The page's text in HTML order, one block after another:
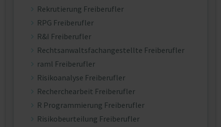
Rekrutierung Freiberufler
RPG Freiberufler
R&I Freiberufler
Rechtsanwaltsfachangestellte Freiberufler
raml Freiberufler
Risikoanalyse Freiberufler
Recherchearbeit Freiberufler
R Programmierung Freiberufler
Risikobeurteilung Freiberufler